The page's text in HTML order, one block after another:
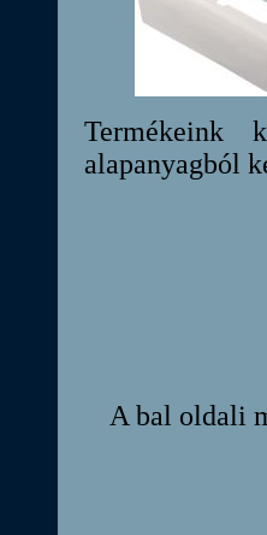
Termékeink
alapanyagból
A bal oldali